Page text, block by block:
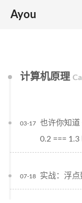
Ayou
计算机原理
也许你知道
0.2 === 1.3
03-17
实战：浮
07-18